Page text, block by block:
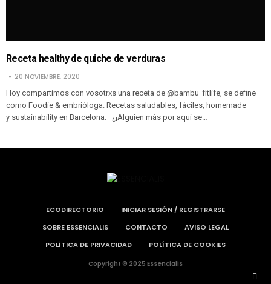
Receta healthy de quiche de verduras
20 NOVIEMBRE, 2020
Hoy compartimos con vosotrxs una receta de @bambu_fitlife, se define
como Foodie & embrióloga. Recetas saludables, fáciles, homemade
y sustainability en Barcelona. ¿¡Alguien más por aquí se…
ECODIRECTORIO
INICIAR SESIÓN / REGISTRARSE
SOBRE ESSENCIALIS
CONTACTO
AVISO LEGAL
POLÍTICA DE PRIVACIDAD
POLÍTICA DE COOKIES
Copyright © 2025 Essencialis